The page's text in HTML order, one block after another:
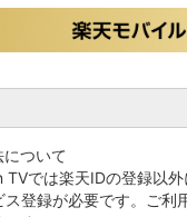
について
TVでは楽天IDの登録以
ス登録が必要です。ご利